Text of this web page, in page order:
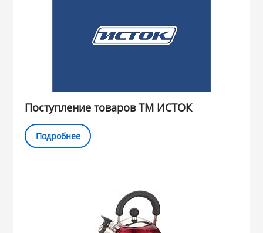
Поступление товаров ТМ ИСТОК
Подробнее